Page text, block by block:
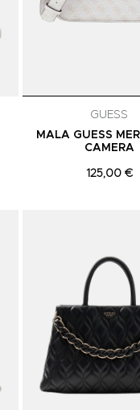
GUESS
MALA GUESS
CAMERA
125,00 €